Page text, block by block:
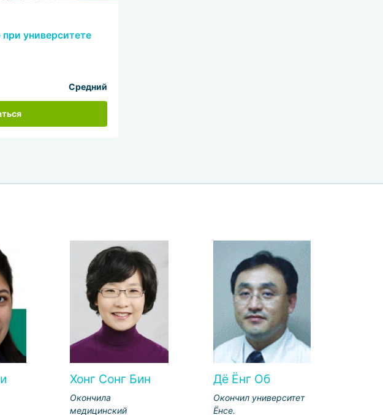
университете
Средний
Хонг Сонг Бин
Окончила
медицинский
Дё Ёнг Об
Окончил университет
Ёнсе.